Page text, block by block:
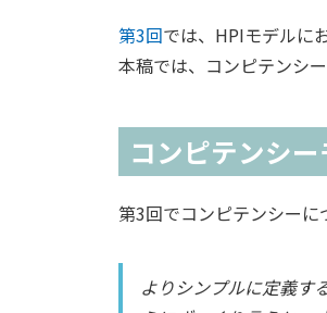
第3回では、HPIモデルに
本稿では、コンピテンシ
コンピテンシ
第3回でコンピテンシーに
よりシンプルに定義す